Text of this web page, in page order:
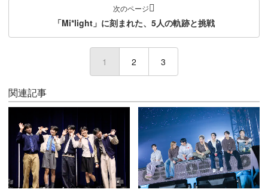
次のページ
「Mi*light」に刻まれた、5人の軌跡と挑戦
1 (current)
2 3
関連記事